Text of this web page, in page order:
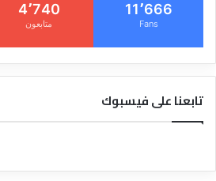
11٬666
Fans
4٬740
متابعون
تابعنا على فيسبوك